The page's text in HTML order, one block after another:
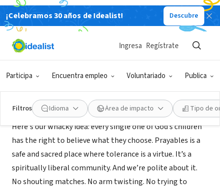
¡Celebramos 30 años de Idealist! Descubre
Participa Encuentra empleo Voluntariado Publica
Ingresa Regístrate
Filtros Idioma Área de impacto Tipo de
EMPRESA SOCIAL / EMPRESA
Prayables.org
Acerca de
Here's our whacky idea: every single one of God’s children
has the right to believe what they choose. Prayables is a
safe and sacred place where tolerance is a virtue. It’s a
spiritually liberal community. And we’re polite about it.
No shouting matches. No arm twisting. No trying to